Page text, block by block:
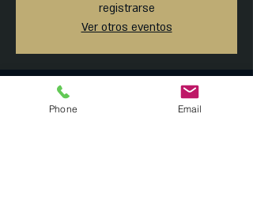
registrarse
Ver otros eventos
Horario y ubicación
Phone Email